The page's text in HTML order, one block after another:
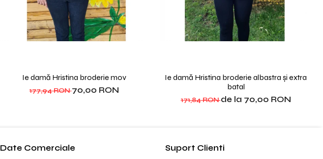
Ie damă Hristina broderie mov
177,94 RON70,00 RON
Ie damă Hristina broderie albastra și extra
batal
171,84 RONde la 70,00 RON
Date Comerciale Suport Clienti